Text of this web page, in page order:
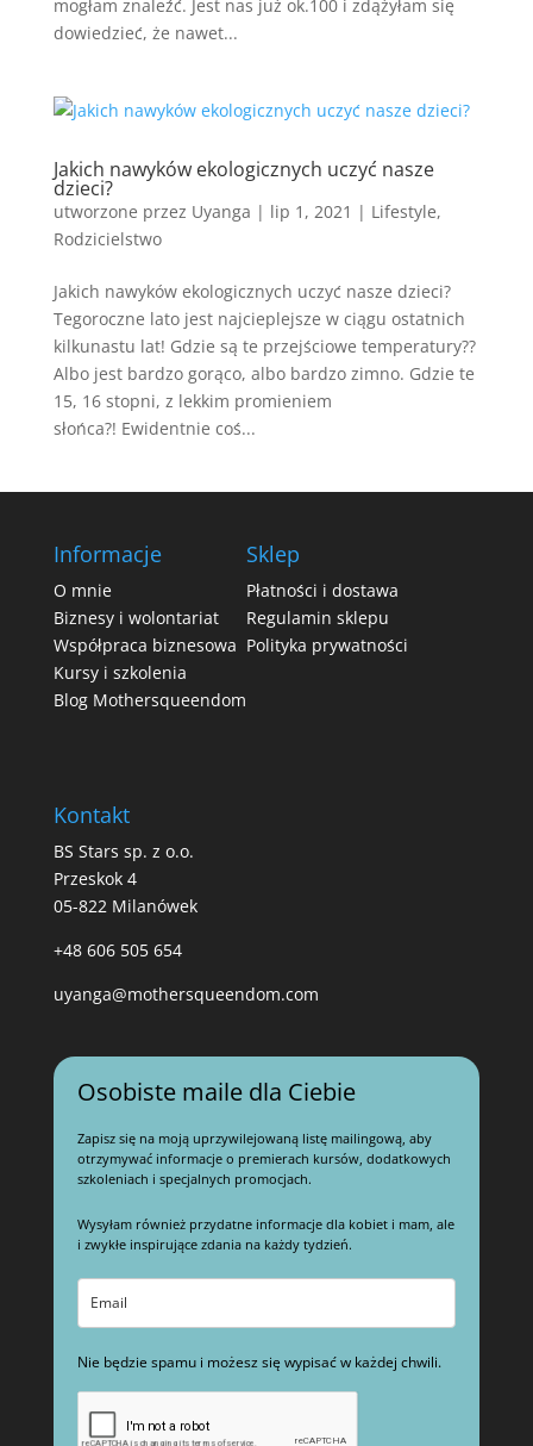
mogłam znaleźć. Jest nas już ok.100 i zdążyłam się
dowiedzieć, że nawet...
Jakich nawyków ekologicznych uczyć nasze
dzieci?
utworzone przez Uyanga | lip 1, 2021 | Lifestyle,
Rodzicielstwo
Jakich nawyków ekologicznych uczyć nasze dzieci?
Tegoroczne lato jest najcieplejsze w ciągu ostatnich
kilkunastu lat! Gdzie są te przejściowe temperatury??
Albo jest bardzo gorąco, albo bardzo zimno. Gdzie te
15, 16 stopni, z lekkim promieniem
słońca?! Ewidentnie coś...
Informacje
O mnie
Biznesy i wolontariat
Współpraca biznesowa
Kursy i szkolenia
Blog Mothersqueendom
Sklep
Płatności i dostawa
Regulamin sklepu
Polityka prywatności
Kontakt
BS Stars sp. z o.o.
Przeskok 4
05-822 Milanówek
+48 606 505 654
uyanga@mothersqueendom.com
Osobiste maile dla Ciebie
Zapisz się na moją uprzywilejowaną listę mailingową, aby
otrzymywać informacje o premierach kursów, dodatkowych
szkoleniach i specjalnych promocjach.
Wysyłam również przydatne informacje dla kobiet i mam, ale
i zwykłe inspirujące zdania na każdy tydzień.
Nie będzie spamu i możesz się wypisać w każdej chwili.